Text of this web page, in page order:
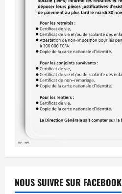
NOUS SUIVRE SUR FACEBOOK